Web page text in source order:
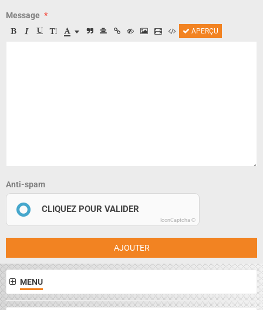
Message
APERÇU
Anti-spam
CLIQUEZ POUR VALIDER
IconCaptcha ©
AJOUTER
MENU